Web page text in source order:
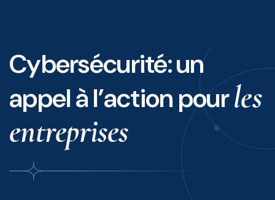
Cybersécurité: un
appel à l’action pourles
entreprises